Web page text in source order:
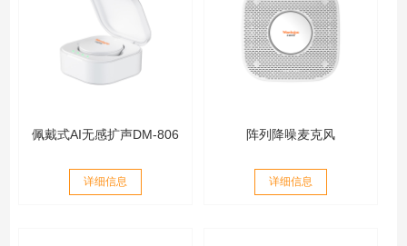
佩戴式AI无感扩声DM-806
详细信息
阵列降噪麦克风
详细信息